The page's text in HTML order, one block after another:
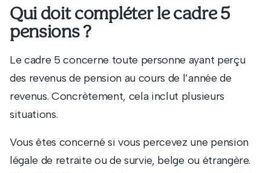
Qui doit compléter le cadre 5
pensions ?
Le cadre 5 concerne toute personne ayant perçu
des revenus de pension au cours de l’année de
revenus. Concrètement, cela inclut plusieurs
situations.
Vous êtes concerné si vous percevez une pension
légale de retraite ou de survie, belge ou étrangère.